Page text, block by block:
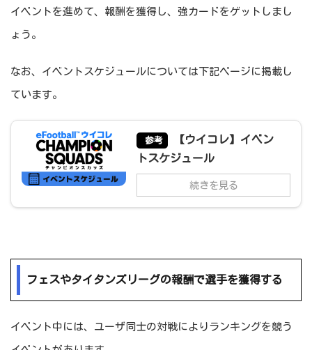
イベントを進めて、報酬を獲得し、強カードをゲットしまし
ょう。
なお、イベントスケジュールについては下記ページに掲載し
ています。
参考
【ウイコレ】イベン
トスケジュール
続きを見る
フェスやタイタンズリーグの報酬で選手を獲得する
イベント中には、ユーザ同士の対戦によりランキングを競う